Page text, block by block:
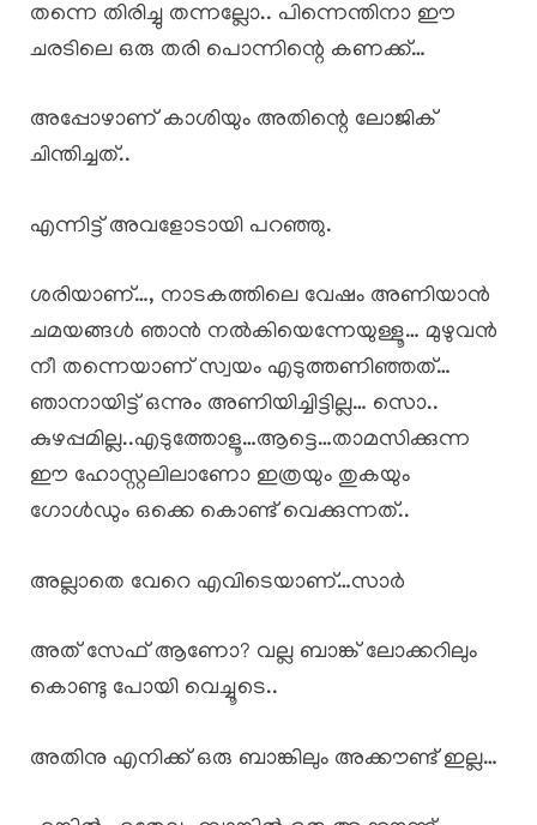
തന്നെ തിരിച്ചു തന്നല്ലോ.. പിന്നെന്തിനാ ഈ
ചരടിലെ ഒരു തരി പൊന്നിന്റെ കണക്ക്…
അപ്പോഴാണ് കാശിയും അതിന്റെ ലോജിക്
ചിന്തിച്ചത്..
എന്നിട്ട് അവളോടായി പറഞ്ഞു.
ശരിയാണ്…, നാടകത്തിലെ വേഷം അണിയാൻ
ചമയങ്ങൾ ഞാൻ നൽകിയെന്നേയുള്ളൂ… മുഴുവൻ
നീ തന്നെയാണ് സ്വയം എടുത്തണിഞ്ഞത്…
ഞാനായിട്ട് ഒന്നും അണിയിച്ചിട്ടില്ല… സൊ..
കുഴപ്പമില്ല..എടുത്തോളൂ…ആട്ടെ…താമസിക്കുന്ന
ഈ ഹോസ്റ്റലിലാണോ ഇത്രയും തുകയും
ഗോൾഡും ഒക്കെ കൊണ്ട് വെക്കുന്നത്..
അല്ലാതെ വേറെ എവിടെയാണ്…സാർ
അത് സേഫ് ആണോ? വല്ല ബാങ്ക് ലോക്കറിലും
കൊണ്ടു പോയി വെച്ചൂടെ..
അതിനു എനിക്ക് ഒരു ബാങ്കിലും അക്കൗണ്ട് ഇല്ല…